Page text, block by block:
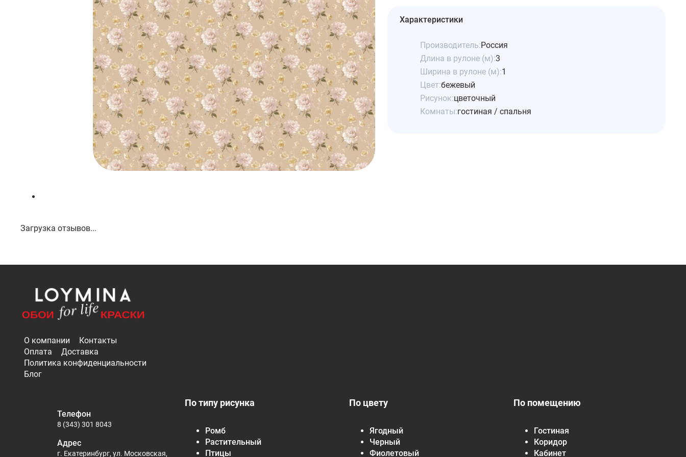
Характеристики
Производитель:Россия
Длина в рулоне (м):3
Ширина в рулоне (м):1
Цвет:бежевый
Рисунок:цветочный
Комнаты:гостиная / спальня
Загрузка отзывов...
О компании
Контакты
Оплата
Доставка
Политика конфиденциальности
Блог
По типу рисунка
Ромб
Растительный
Птицы
По цвету
Ягодный
Черный
Фиолетовый
По помещению
Гостиная
Коридор
Кабинет
Телефон
8 (343) 301 8043
Адрес
г. Екатеринбург, ул. Московская,